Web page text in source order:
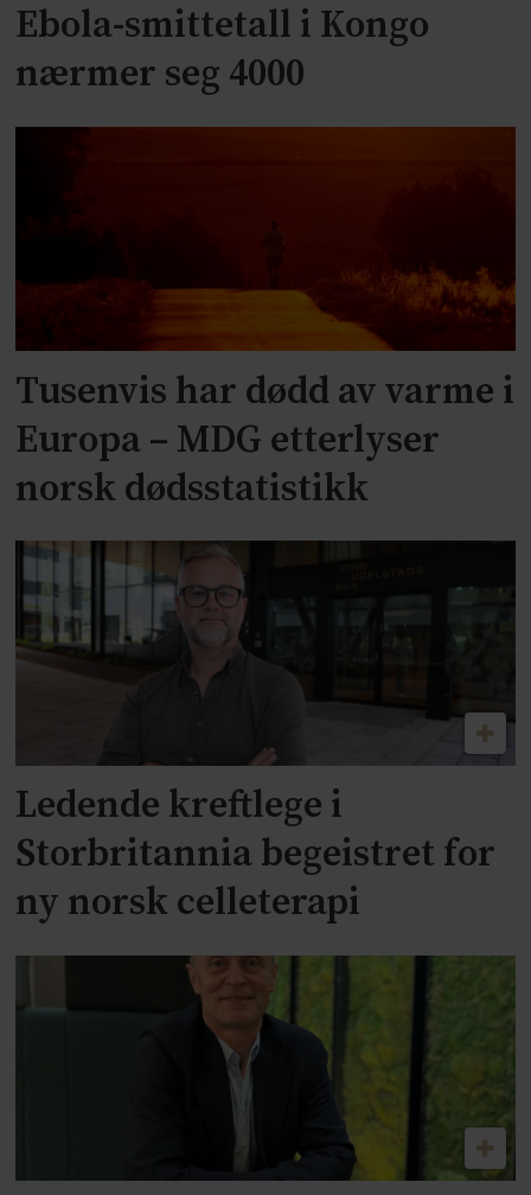
Ebola-smittetall i Kongo
nærmer seg 4000
Tusenvis har dødd av varme i
Europa – MDG etterlyser
norsk dødsstatistikk
Ledende kreftlege i
Storbritannia begeistret for
ny norsk celleterapi